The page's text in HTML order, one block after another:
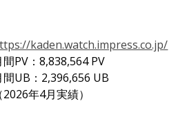
kaden.watch.impress.co.jp/
間PV：8,838,564 PV
間UB：2,396,656 UB
2026年4月実績）